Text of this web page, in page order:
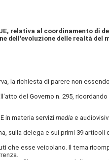
relativa al coordinamento di
dell'evoluzione delle realtà del
la richiesta di parere non
del Governo n. 295, ricordando
in materia servizi media e
delega e sui primi 39 articoli
esse veicolano. Il tema